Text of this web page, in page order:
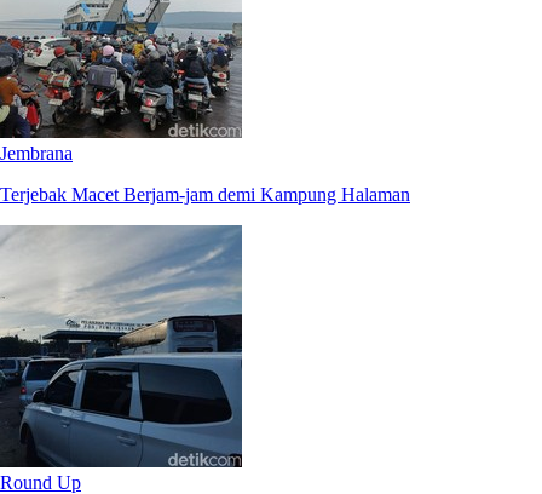
Jembrana
Terjebak Macet Berjam-jam demi Kampung Halaman
Round Up